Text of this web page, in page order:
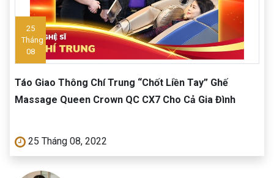
25
Tháng
08
Táo Giao Thông Chí Trung “Chốt Liền Tay” Ghế
Massage Queen Crown QC CX7 Cho Cả Gia Đình
25 Tháng 08, 2022